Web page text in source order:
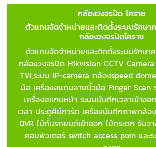
กล้องวงจรปิด โคราช
ตัวแทนจัดจำหน่ายและติดตั้งระบบรักษา
กล้องวงจรปิดโคราช
ตัวแทนจัดจำหน่ายและติดตั้งระบบรักษา
กล้องวงจรปิด Hikvision CCTV
TVI,ระบบ IP-camera กล้องspeed
มือ เครื่องสแกนลายนิ้วมือ Finger Scan
เครื่องสแกนหน้า ระบบบันทึกเวลาเข้าอ
เวลา ประตูคีย์การ์ด เครื่องบันทึกภาพกล้อ
DVR ไม้กั้นรถยนต์เข้าออก ไม้กระดก รับว
คอมพิวเตอร์ switch access poin และ